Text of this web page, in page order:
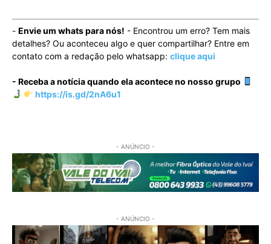
- Envie um whats para nós! - Encontrou um erro? Tem mais
detalhes? Ou aconteceu algo e quer compartilhar? Entre em
contato com a redação pelo whatsapp: clique aqui
- Receba a notícia quando ela acontece no nosso grupo
https://is.gd/2nA6u1
- ANÚNCIO -
- ANÚNCIO -